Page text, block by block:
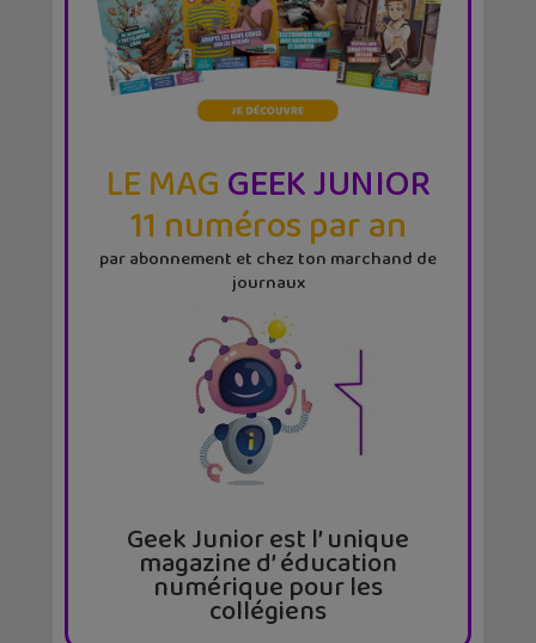
LE MAGGEEK JUNIOR
11 numéros par an
par abonnement et chez ton marchand de
journaux
Geek Junior est l’ unique
magazine d’ éducation
numérique pour les
collégiens